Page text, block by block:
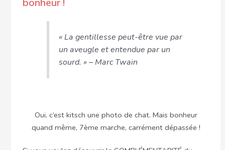
« La gentillesse peut-être vue par
un aveugle et entendue par un
sourd. » – Marc Twain
Oui, c’est kitsch une photo de chat. Mais bonheur
quand même, 7ème marche, carrément dépassée !